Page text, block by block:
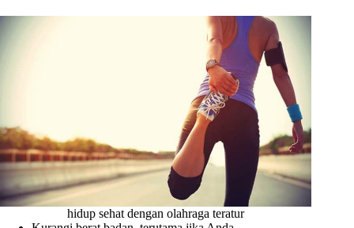
hidup sehat dengan olahraga teratur